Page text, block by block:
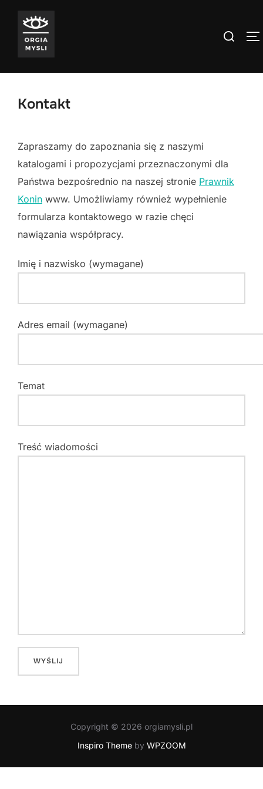
content
Search
Kontakt
Zapraszamy do zapoznania się z naszymi
katalogami i propozycjami przeznaczonymi dla
Państwa bezpośrednio na naszej stronie Prawnik
Konin www. Umożliwiamy również wypełnienie
formularza kontaktowego w razie chęci
nawiązania współpracy.
Imię i nazwisko (wymagane)
Adres email (wymagane)
Temat
Treść wiadomości
Copyright © 2026 orgiamysli.pl
Inspiro Themeby WPZOOM